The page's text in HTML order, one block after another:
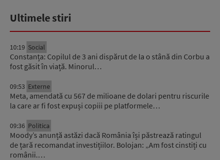
Ultimele stiri
10:19 Social
Constanța: Copilul de 3 ani dispărut de la o stână din Corbu a
fost găsit în viață. Minorul…
09:53 Externe
Meta, amendată cu 567 de milioane de dolari pentru riscurile
la care ar fi fost expuși copiii pe platformele…
09:36 Politica
Moody’s anunță astăzi dacă România își păstrează ratingul
de țară recomandat investițiilor. Bolojan: „Am fost cinstiți cu
românii.…